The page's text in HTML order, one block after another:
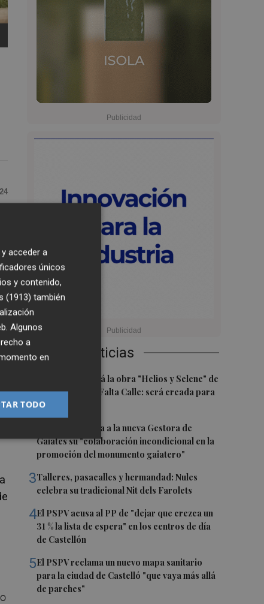
Últimas Noticias
Castelló acogerá la obra "Helios y Selene" de
la compañía Te Falta Calle: será creada para
el eclipse
Castelló traslada a la nueva Gestora de
Gaiates su "colaboración incondicional en la
promoción del monumento gaiatero"
3Talleres, pasacalles y hermandad: Nules
celebra su tradicional Nit dels Farolets
4El PSPV acusa al PP de "dejar que crezca un
31 % la lista de espera" en los centros de día
de Castellón
5El PSPV reclama un nuevo mapa sanitario
para la ciudad de Castelló "que vaya más allá
de parches"
acceder a
únicos
y contenido,
(1913) también
Algunos
a
en
TODO